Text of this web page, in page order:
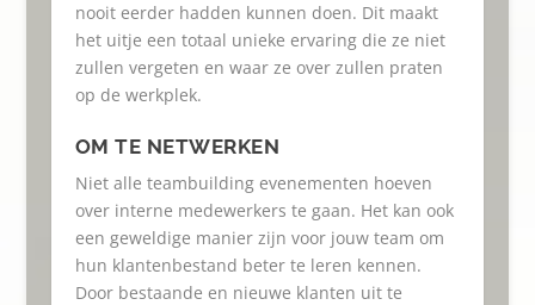
nooit eerder hadden kunnen doen. Dit maakt
het uitje een totaal unieke ervaring die ze niet
zullen vergeten en waar ze over zullen praten
op de werkplek.
OM TE NETWERKEN
Niet alle teambuilding evenementen hoeven
over interne medewerkers te gaan. Het kan ook
een geweldige manier zijn voor jouw team om
hun klantenbestand beter te leren kennen.
Door bestaande en nieuwe klanten uit te